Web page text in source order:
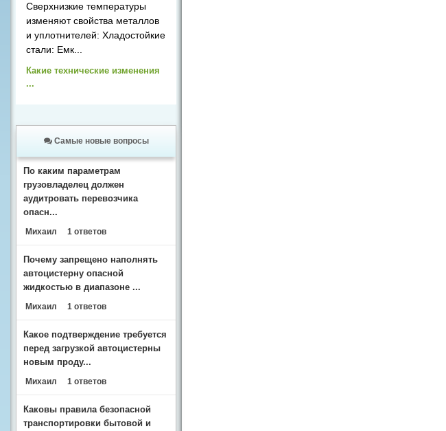
Сверхнизкие температуры
изменяют свойства металлов
и уплотнителей: Хладостойкие
стали: Емк...
Какие технические изменения
...
Самые новые вопросы
По каким параметрам
грузовладелец должен
аудитровать перевозчика
опасн...
Михаил 1 ответов
Почему запрещено наполнять
автоцистерну опасной
жидкостью в диапазоне ...
Михаил 1 ответов
Какое подтверждение требуется
перед загрузкой автоцистерны
новым проду...
Михаил 1 ответов
Каковы правила безопасной
транспортировки бытовой и